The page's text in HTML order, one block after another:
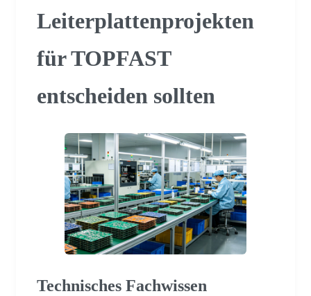
Leiterplattenprojekten
für TOPFAST
entscheiden sollten
Technisches Fachwissen